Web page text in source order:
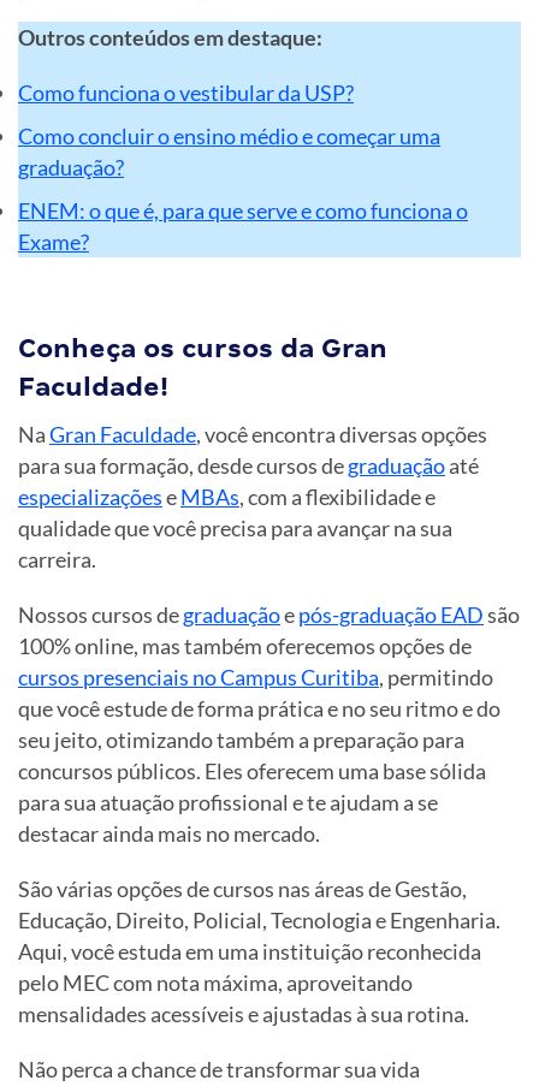
Outros conteúdos em destaque:
Como funciona o vestibular da USP?
Como concluir o ensino médio e começar uma
graduação?
ENEM: o que é, para que serve e como funciona o
Exame?
Conheça os cursos da Gran
Faculdade!
NaGran Faculdade, você encontra diversas opções
para sua formação, desde cursos degraduaçãoaté
especializaçõeseMBAs, com a flexibilidade e
qualidade que você precisa para avançar na sua
carreira.
Nossos cursos degraduaçãoepós-graduação EADsão
100% online, mas também oferecemos opções de
cursos presenciais no Campus Curitiba, permitindo
que você estude de forma prática e no seu ritmo e do
seu jeito, otimizando também a preparação para
concursos públicos. Eles oferecem uma base sólida
para sua atuação profissional e te ajudam a se
destacar ainda mais no mercado.
São várias opções de cursos nas áreas de Gestão,
Educação, Direito, Policial, Tecnologia e Engenharia.
Aqui, você estuda em uma instituição reconhecida
pelo MEC com nota máxima, aproveitando
mensalidades acessíveis e ajustadas à sua rotina.
Não perca a chance de transformar sua vida